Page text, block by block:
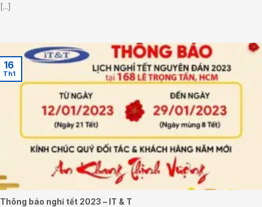
[...]
Thông báo nghỉ tết 2023 – IT & T
16
Th1